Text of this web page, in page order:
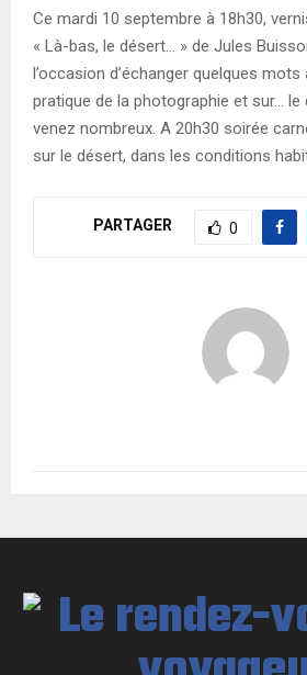
Ce mardi 10 septembre à 18h30,
« Là-bas, le désert… » de Jules
l’occasion d’échanger quelques
pratique de la photographie et sur… le
venez nombreux. A 20h30 soirée
sur le désert, dans les conditions
PARTAGER 0